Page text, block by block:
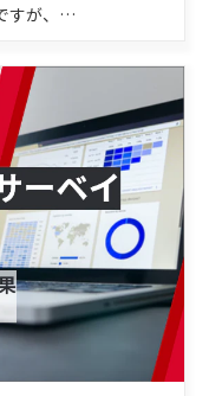
すが、…